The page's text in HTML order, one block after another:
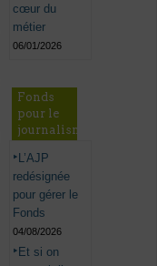
cœur du
métier
06/01/2026
Fonds
pour le
journalisme
L’AJP
redésignée
pour gérer le
Fonds
04/08/2026
Et si on